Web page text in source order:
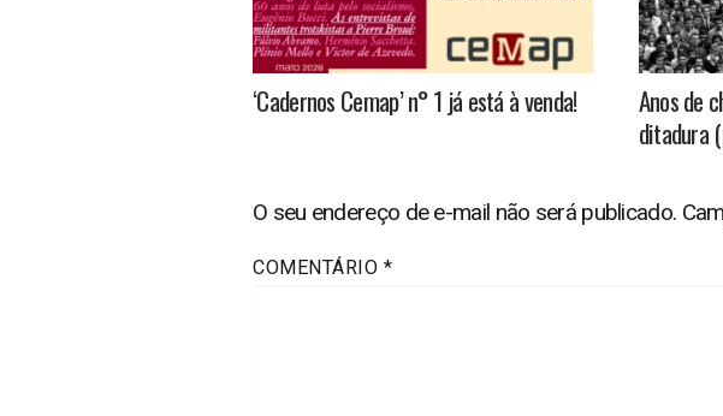
‘Cadernos Cemap’ n° 1 já está à venda!
Anos de
ditadura
O seu endereço de e-mail não será publicado.
COMENTÁRIO *